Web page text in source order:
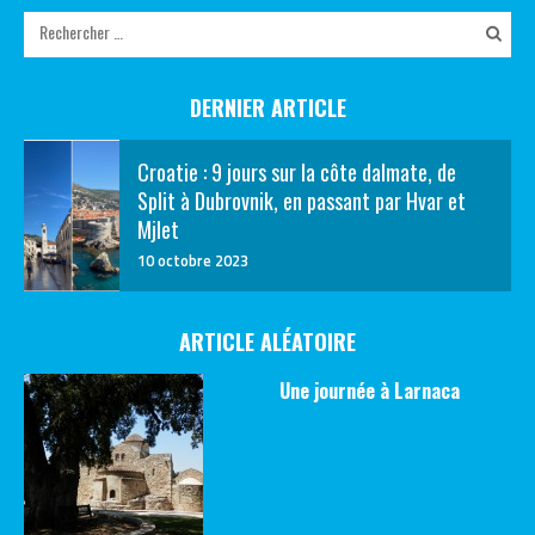
DERNIER ARTICLE
Croatie : 9 jours sur la côte dalmate, de
Split à Dubrovnik, en passant par Hvar et
Mjlet
10 octobre 2023
ARTICLE ALÉATOIRE
Une journée à Larnaca